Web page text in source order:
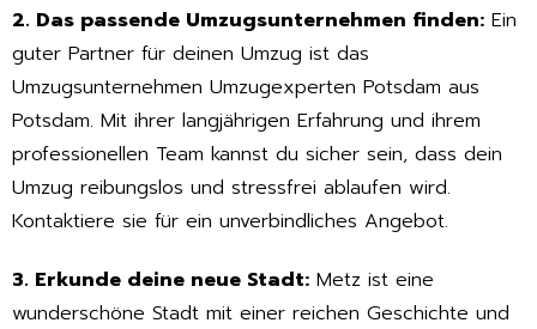
2. Das passende Umzugsunternehmen finden: Ein
guter Partner für deinen Umzug ist das
Umzugsunternehmen Umzugexperten Potsdam aus
Potsdam. Mit ihrer langjährigen Erfahrung und ihrem
professionellen Team kannst du sicher sein, dass dein
Umzug reibungslos und stressfrei ablaufen wird.
Kontaktiere sie für ein unverbindliches Angebot.
3. Erkunde deine neue Stadt: Metz ist eine
wunderschöne Stadt mit einer reichen Geschichte und